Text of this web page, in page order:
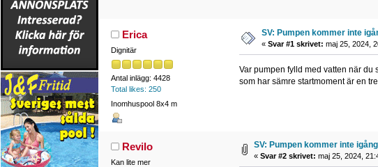
Erica
Dignitär
Antal inlägg: 4428
Total likes: 250
Inomhuspool 8x4 m
SV: Pumpen kommer inte
« Svar #1 skrivet: maj 25, 2024,
Var pumpen fylld med vatten när du
som har sämre startmoment är en
Revilo
Kan lite mer
SV: Pumpen kommer inte igång
« Svar #2 skrivet: maj 25, 2024,